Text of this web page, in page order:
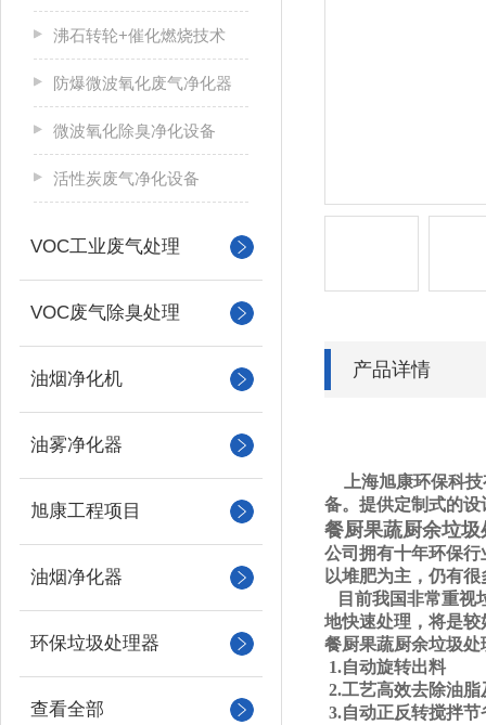
沸石转轮+催化燃烧技术
防爆微波氧化废气净化器
微波氧化除臭净化设备
活性炭废气净化设备
VOC工业废气处理
VOC废气除臭处理
油烟净化机
油雾净化器
旭康工程项目
油烟净化器
环保垃圾处理器
查看全部
产品详情
上海旭康环保科
备。提供定制式的
餐厨果蔬厨余垃
公司拥有十年环保
以堆肥为主，仍有
目前我国非常重视
地快速处理，将是
餐厨果蔬厨余垃圾处
1.自动旋转出料
2.工艺高效去除油
3.自动正反转搅拌节